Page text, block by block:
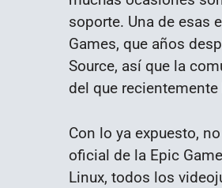
soporte. Una de esas
Games, que años
Source, así que la
del que
Con lo ya expuesto,
oficial de la Epic
Linux, todos los